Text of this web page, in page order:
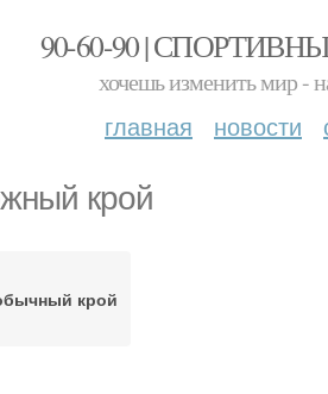
90-60-90 |
хочешь изменить мир -
главная новости
крой
крой